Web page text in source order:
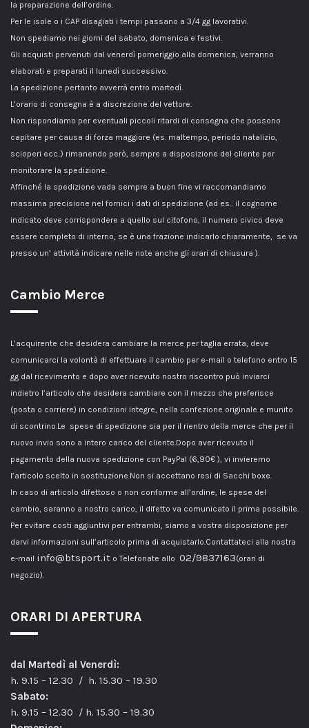
la preparazione dell’ordine.
Per le isole o i CAP disagiati i tempi passano a 3/4 gg lavorativi.
Non spediamo nei giorni del sabato, domenica e festivi.
Gli acquisti pervenuti dal venerdì pomeriggio alla domenica, verranno
elaborati e preparati il lunedì successivo.
La spedizione pertanto avverrà entro martedì.
L’orario di consegna è a discrezione del vettore.
Non rispondiamo per eventuali piccoli ritardi di consegna che possono
capitare per causa di forza maggiore (es. maltempo, periodo natalizio,
scioperi ecc..) rimanendo però, sempre a disposizione del cliente per
monitorare la spedizione.
Affinché la spedizione vada sempre a buon fine vi raccomandiamo
massima precisione nel fornici i dati di spedizione (ad es.: il cognome
indicato deve corrispondere a quello sul citofono, il numero civico deve
essere completo di interno, se è una frazione indicarlo chiaramente, se va
presso un’ attività indicare nelle note anche gli orari di chiusura ).
Cambio Merce
L’acquirente che desidera cambiare la merce per taglia errata, deve
comunicarci la volontà di effettuare il cambio per e-mail o telefono entro 15
gg dal ricevimento e dopo aver ricevuto nostro riscontro può inviarci
indietro l’articolo che desidera cambiare con il mezzo che preferisce
(posta o corriere) in condizioni integre, nella confezione originale e munito
di scontrino.Le spese di spedizione sia per il rientro della merce che per il
nuovo invio sono a intero carico del cliente.Dopo aver ricevuto il
pagamento della nuova spedizione con PayPal (6,90€ ), vi invieremo
l’articolo scelto in sostituzione.Non si accettano resi di Sacchi boxe.
In caso di articolo difettoso o non conforme all’ordine, le spese del
cambio, saranno a nostro carico, il difetto va comunicato il prima possibile.
Per evitare costi aggiuntivi per entrambi, siamo a vostra disposizione per
darvi informazioni sull’articolo prima di acquistarlo.Contattateci alla nostra
e-mail info@btsport.it o Telefonate allo 02/9837163(orari di
negozio).
ORARI DI APERTURA
dal Martedì al Venerdì:
h. 9.15 – 12.30 / h. 15.30 – 19.30
Sabato:
h. 9.15 – 12.30 / h. 15.30 – 19.30